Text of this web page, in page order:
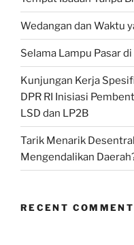
Wedangan dan Waktu
Selama Lampu Pasar
Kunjungan Kerja
DPR RI Inisiasi
LSD dan LP2B
Tarik Menarik
Mengendalikan
RECENT